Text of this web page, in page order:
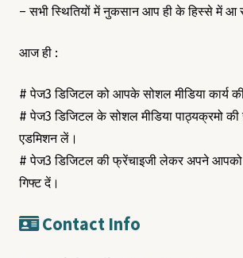
– सभी स्थितियों में नुकसान आप ही के हिस्से में आ
आज ही :
# पेज3 डिजिटल को आपके सोशल मीडिया कार्य की
# पेज3 डिजिटल के सोशल मीडिया पाठ्यक्रमो की
एडमिशन लें।
# पेज3 डिजिटल की फ्रेंचाइजी लेकर अपने आपको
गिफ्ट दें।
Contact Info